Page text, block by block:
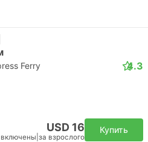
Ferry 4.3
USD 16
за взрослого
Купить